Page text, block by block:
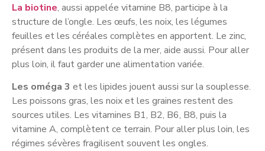
La biotine, aussi appelée vitamine B8, participe à la
structure de l’ongle. Les œufs, les noix, les légumes
feuilles et les céréales complètes en apportent. Le zinc,
présent dans les produits de la mer, aide aussi. Pour aller
plus loin, il faut garder une alimentation variée.
Les oméga 3 et les lipides jouent aussi sur la souplesse.
Les poissons gras, les noix et les graines restent des
sources utiles. Les vitamines B1, B2, B6, B8, puis la
vitamine A, complètent ce terrain. Pour aller plus loin, les
régimes sévères fragilisent souvent les ongles.